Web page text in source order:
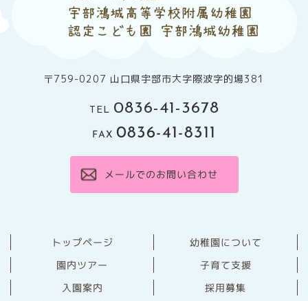
〒759-0207 山口県宇部市大字際波字的場381
TEL 0836-41-3678
FAX 0836-41-8311
メールでのお問い合わせ
トップページ 幼稚園について
園内ツアー 子育て支援
⼊園案内 採用募集